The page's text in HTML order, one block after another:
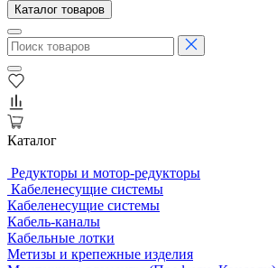
Каталог товаров
Каталог
Редукторы и мотор-редукторы
Кабеленесущие системы
Кабеленесущие системы
Кабель-каналы
Кабельные лотки
Метизы и крепежные изделия